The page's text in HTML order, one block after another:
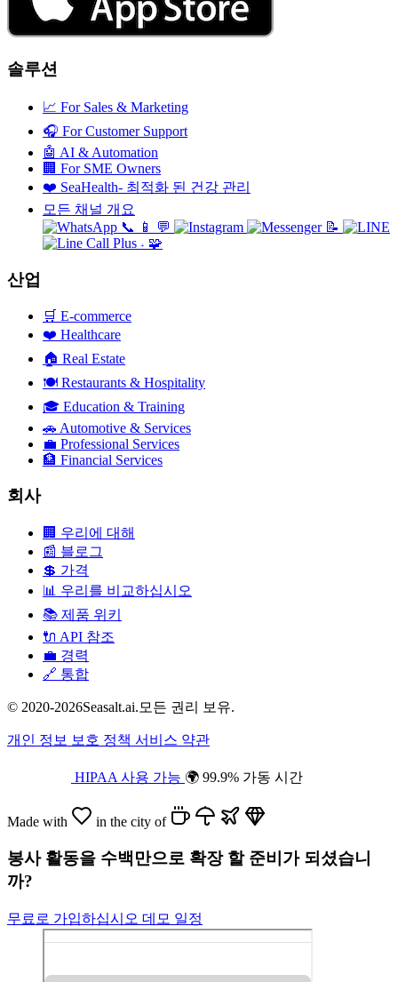
솔루션
📈 For Sales & Marketing
🎧 For Customer Support
🤖 AI & Automation
🏢 For SME Owners
❤️ SeaHealth- 최적화 된 건강 관리
모든 채널 개요
📞
📱 💬 📝
+ 🧩
산업
🛒 E-commerce
❤️ Healthcare
🏠 Real Estate
🍽️ Restaurants & Hospitality
🎓 Education & Training
🚗 Automotive & Services
💼 Professional Services
🏦 Financial Services
회사
🏢 우리에 대해
📰 블로그
💲 가격
📊 우리를 비교하십시오
📚 제품 위키
🔌 API 참조
💼 경력
🔗 통합
© 2020-2026Seasalt.ai.모든 권리 보유.
개인 정보 보호 정책 서비스 약관
HIPAA 사용 가능 🌍 99.9% 가동 시간
Made with in the city of
봉사 활동을 수백만으로 확장 할 준비가 되셨습니
까?
무료로 가입하십시오 데모 일정